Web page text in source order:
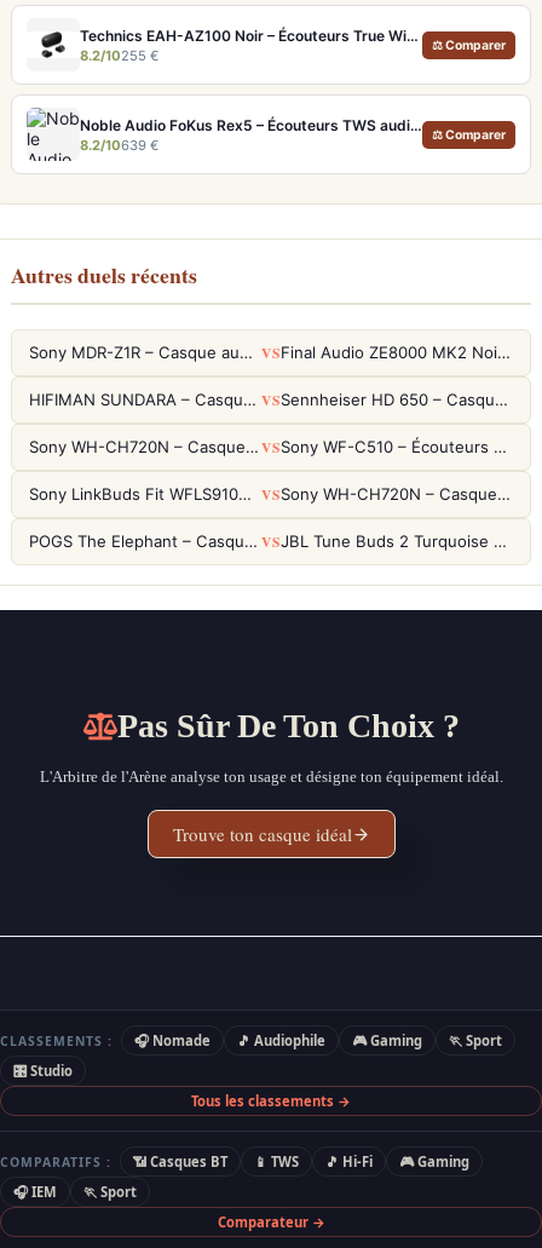
Technics EAH-AZ100 Noir – Écouteurs True Wireless audiophiles avec drivers MFD et autonomie 29h
8.2/10255 €
⚖ Comparer
Noble Audio FoKus Rex5 – Écouteurs TWS audiophiles tribrides
8.2/10639 €
⚖ Comparer
Autres duels récents
Sony MDR-Z1R – Casque audiophile fermé haute résolution VS Final Audio ZE8000 MK2 Noir – Écouteurs True Wireless audiophiles 8K Sound
HIFIMAN SUNDARA – Casque Planar Magnetic Ouvert Over-Ear Audiophile VS Sennheiser HD 650 – Casque audiophile ouvert pour l'écoute analytique
Sony WH-CH720N – Casque ANC 35h, Ultra-léger (192g) avec Processeur V1 VS Sony WF-C510 – Écouteurs True Wireless compacts, autonomie 22h et multipoint
Sony LinkBuds Fit WFLS910NW Blanc – Écouteurs Sport Ailes ANC VS Sony WH-CH720N – Casque ANC 35h, Ultra-léger (192g) avec Processeur V1
POGS The Elephant – Casque Filaire Enfants 85dB POGS-Safe™ (Éco-Responsable) VS JBL Tune Buds 2 Turquoise – Écouteurs True Wireless avec ANC et autonomie 48h
Pas Sûr De Ton Choix ?
L'Arbitre de l'Arène analyse ton usage et désigne ton équipement idéal.
Trouve ton casque idéal
CLASSEMENTS : 🎧 Nomade 🎵 Audiophile 🎮 Gaming
🏃 Sport
🎛 Studio
Tous les classements →
COMPARATIFS : 📶 Casques BT 📱 TWS 🎵 Hi-Fi
🎮 Gaming
🎧 IEM
🏃 Sport
Comparateur →